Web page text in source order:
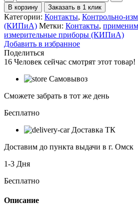
товара
Контакт
контактора
ES
400
неподвижный
В корзину Заказать в 1 клик
Категории: Контакты, Контрольно-
(КИПиА) Метки: Контакты,
измерительные приборы (КИПиА)
Добавить в избранное
Поделиться
16 Человек сейчас смотрят этот товар!
Самовывоз
Сможете забрать в тот же день
Бесплатно
Доставка ТК
Доставим до пункта выдачи в г. Омск
1-3 Дня
Бесплатно
Описание